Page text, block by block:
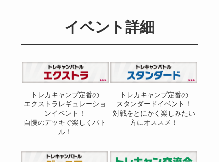
イベント詳細
トレカキャンプ定番の
エクストラレギュレーショ
ンイベント！
自慢のデッキで楽しくバト
ル！
トレカキャンプ定番の
スタンダードイベント！
対戦をとにかく楽しみたい
方にオススメ！